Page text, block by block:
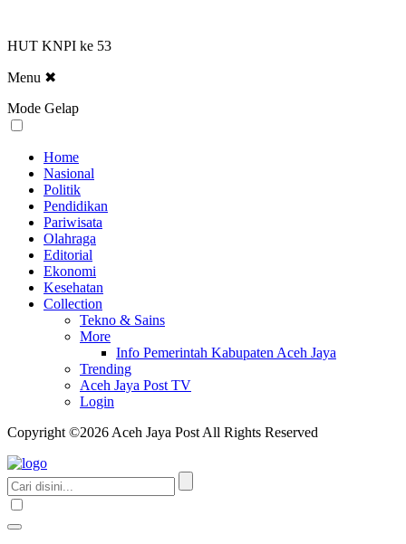
HUT KNPI ke 53
Menu ✖
Mode Gelap
Home
Nasional
Politik
Pendidikan
Pariwisata
Olahraga
Editorial
Ekonomi
Kesehatan
Collection
Tekno & Sains
More
Info Pemerintah Kabupaten Aceh Jaya
Trending
Aceh Jaya Post TV
Login
Copyright ©2026 Aceh Jaya Post All Rights Reserved